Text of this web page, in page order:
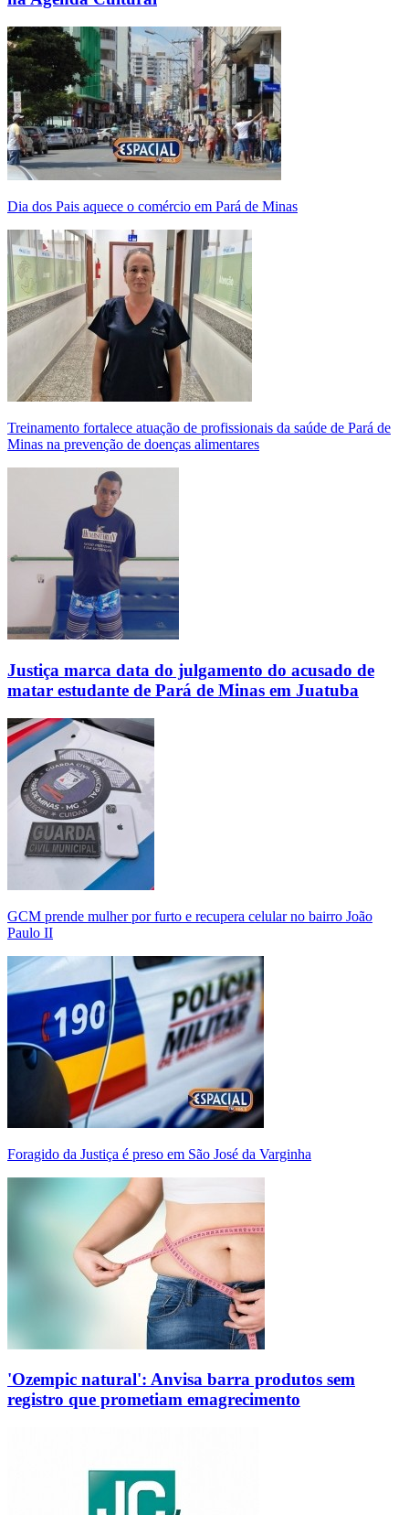
Dia dos Pais aquece o comércio em Pará de Minas
Treinamento fortalece atuação de profissionais da saúde de Pará de
Minas na prevenção de doenças alimentares
Justiça marca data do julgamento do acusado de
matar estudante de Pará de Minas em Juatuba
GCM prende mulher por furto e recupera celular no bairro João
Paulo II
Foragido da Justiça é preso em São José da Varginha
'Ozempic natural': Anvisa barra produtos sem
registro que prometiam emagrecimento